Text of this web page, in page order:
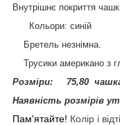
Внутрішнє покриття
Кольори: синій
Бретель незнімна.
Трусики американо з
Розміри: 75,80
Наявність розмірів
Пам'ятайте! Колір і